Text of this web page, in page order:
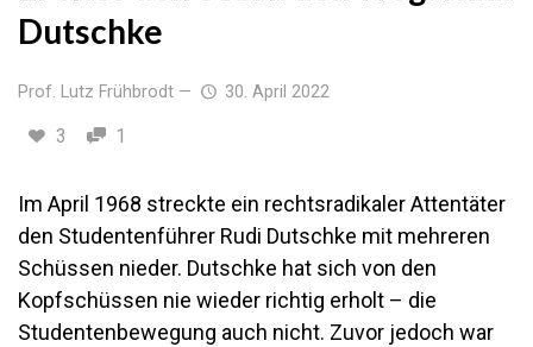
Dutschke
Prof. Lutz Frühbrodt — 30. April 2022
3 1
Im April 1968 streckte ein rechtsradikaler Attentäter
den Studentenführer Rudi Dutschke mit mehreren
Schüssen nieder. Dutschke hat sich von den
Kopfschüssen nie wieder richtig erholt – die
Studentenbewegung auch nicht. Zuvor jedoch war